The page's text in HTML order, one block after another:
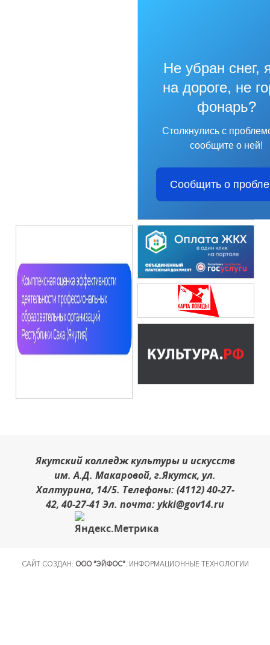
Не убран снег,
на дороге, не
фонарь?
Столкнулись с
сообщите о ней!
Сообщить о
Якутский колледж культуры и искусств
им. А.Д. Макаровой, г.Якутск, ул.
Халтурина, 14/5. Телефоны: (4112) 40-27-
42, 40-27-41 Эл. почта: ykki@gov14.ru
САЙТ СОЗДАН: ООО "ЭЙФОС". ИНФОРМАЦИОННЫЕ ТЕХНОЛОГИИ